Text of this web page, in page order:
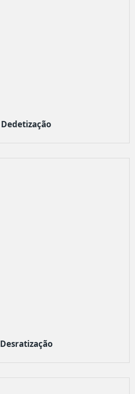
Dedetização
Desratização